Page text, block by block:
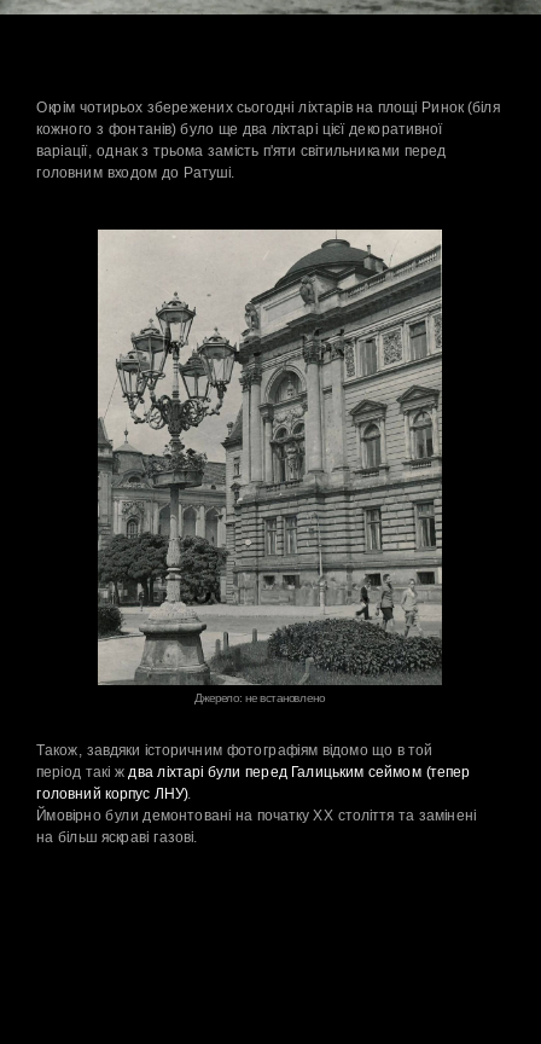
Джерело: не встановлено
Окрім чотирьох збережених сьогодні ліхтарів на площі Ринок (біля
кожного з фонтанів) було ще два ліхтарі цієї декоративної
варіації, однак з трьома замість п'яти світильниками перед
Також, завдяки історичним фотографіям відомо що в той
період такі ж два ліхтарі були перед Галицьким сеймом (тепер
головний корпус ЛНУ)
Ймовірно були демонтовані на початку XX століття та замінені